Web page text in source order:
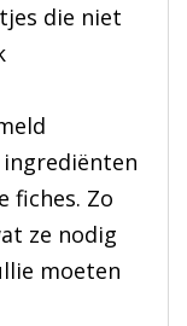
die niet
fiches. Zo
ze nodig
moeten